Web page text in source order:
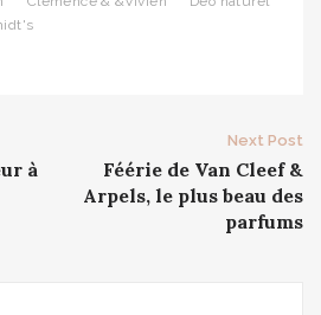
à
Next Post
Féérie de Van Cleef &
Arpels, le plus beau des
parfums